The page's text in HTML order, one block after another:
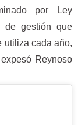
por Ley
de gestión que
utiliza cada año,
Reynoso